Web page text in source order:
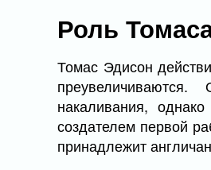
Роль
Томас Эдисон
накаливания,
создателем первой
принадлежит